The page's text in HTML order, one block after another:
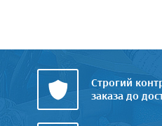
Строгий
заказа до